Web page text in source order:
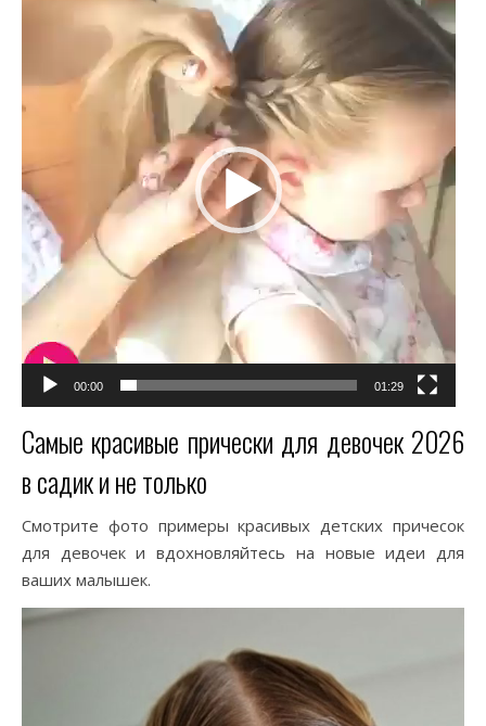
00:00 01:29
Самые красивые прически для девочек 2026
в садик и не только
Смотрите фото примеры красивых детских причесок
для девочек и вдохновляйтесь на новые идеи для
ваших малышек.